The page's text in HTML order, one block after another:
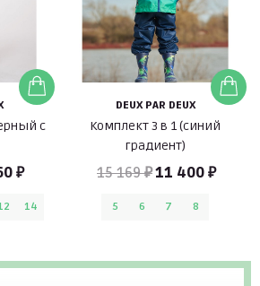
с
₽
14
DEUX PAR DEUX
Комплект 3 в 1 (синий
градиент)
15 169 ₽11 400 ₽
5 6 7 8